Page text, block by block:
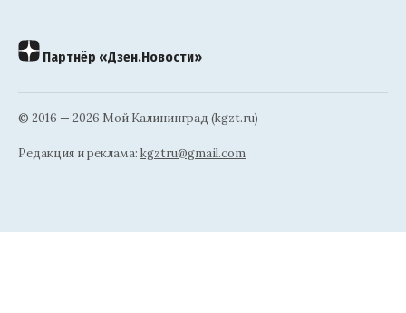
Партнёр «Дзен.Новости»
© 2016 — 2026 Мой Калининград (kgzt.ru)
Редакция и реклама: kgztru@gmail.com